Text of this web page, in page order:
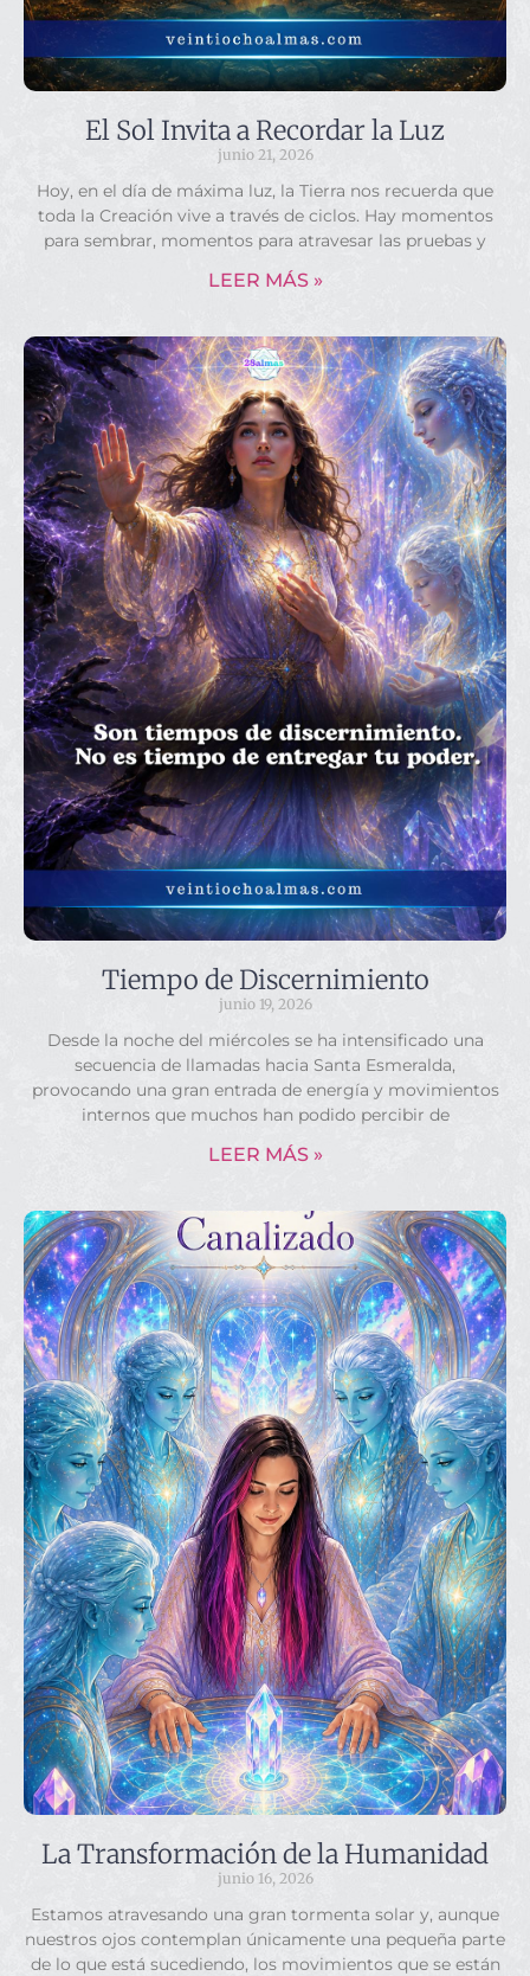
El Sol Invita a Recordar la Luz
junio 21, 2026
Hoy, en el día de máxima luz, la Tierra nos recuerda que
toda la Creación vive a través de ciclos. Hay momentos
para sembrar, momentos para atravesar las pruebas y
LEER MÁS »
Tiempo de Discernimiento
junio 19, 2026
Desde la noche del miércoles se ha intensificado una
secuencia de llamadas hacia Santa Esmeralda,
provocando una gran entrada de energía y movimientos
internos que muchos han podido percibir de
LEER MÁS »
La Transformación de la Humanidad
junio 16, 2026
Estamos atravesando una gran tormenta solar y, aunque
nuestros ojos contemplan únicamente una pequeña parte
de lo que está sucediendo, los movimientos que se están